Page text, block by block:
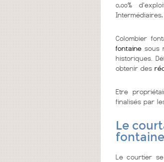
0,00%
Intermédiaires,
Colombier
fontaine sous
historiques.
obtenir des
Etre
finalisés par
Le
Le courtier